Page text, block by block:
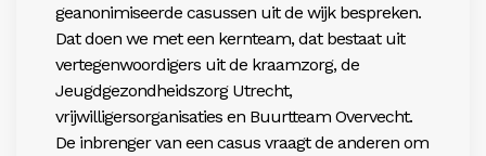
geanonimiseerde casussen uit de wijk bespreken.
Dat doen we met een kernteam, dat bestaat uit
vertegenwoordigers uit de kraamzorg, de
Jeugdgezondheidszorg Utrecht,
vrijwilligersorganisaties en Buurtteam Overvecht.
De inbrenger van een casus vraagt de anderen om